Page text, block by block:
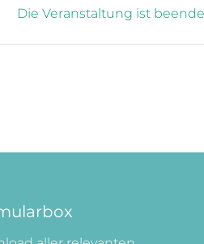
Die Veranstaltung ist